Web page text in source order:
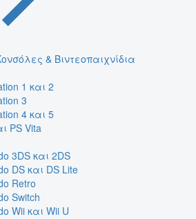
& Βιντεοπαιχνίδια
1 και 2
3
4 και 5
PS Vita
3DS και 2DS
DS και DS Lite
Retro
Switch
Wii και Wii U